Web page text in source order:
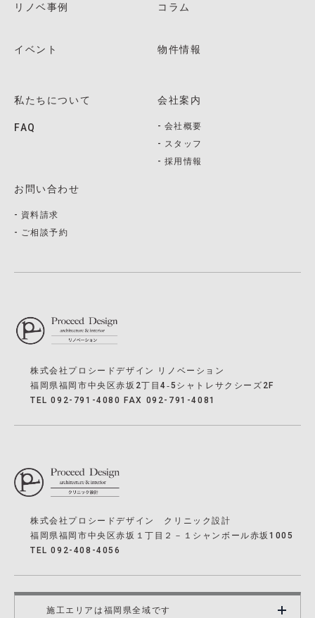
リノベ事例
イベント
コラム
物件情報
私たちについて
FAQ
会社案内
会社概要
スタッフ
採用情報
お問い合わせ
資料請求
ご相談予約
株式会社プロシードデザイン リノベーション
福岡県福岡市中央区赤坂2丁目4‐5シャトレサクシーズ2F
TEL 092-791-4080 FAX 092-791-4081
株式会社プロシードデザイン クリニック設計
福岡県福岡市中央区赤坂１丁目２－１シャンボール赤坂1005
TEL 092-408-4056
施工エリアは福岡県全域です